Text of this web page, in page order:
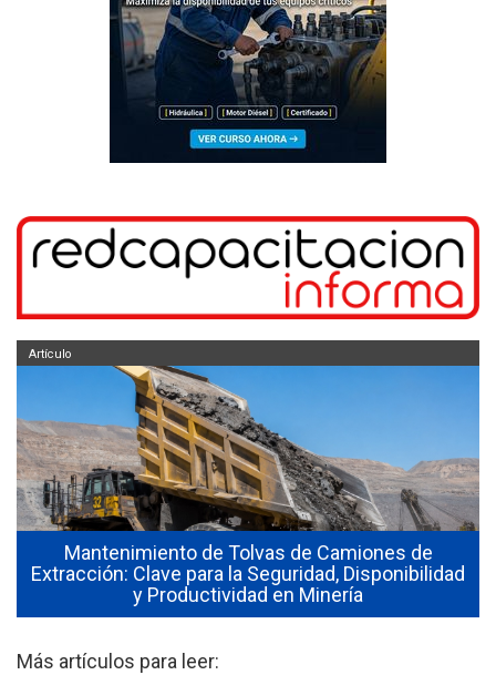
Mantenimiento de Tolvas de Camiones de
Extracción: Clave para la Seguridad, Disponibilidad
y Productividad en Minería
Artículo
Más artículos para leer: